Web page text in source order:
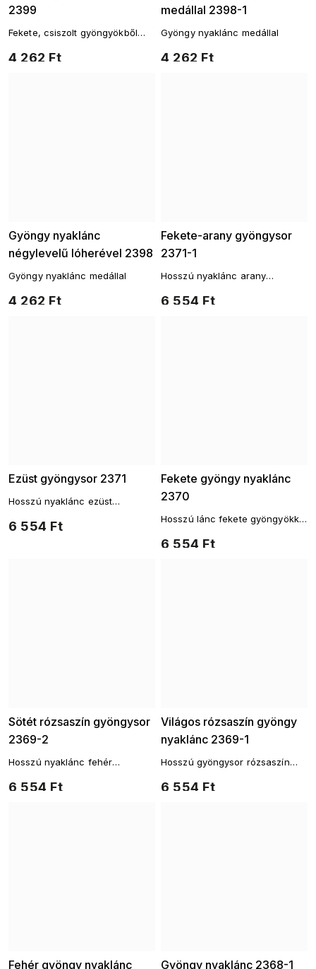
2399
4 262 Ft
Fekete, csiszolt gyöngyökből
medállal 2398-1
4 262 Ft
Gyöngy nyaklánc medállal
Gyöngy nyaklánc
négylevelű lóherével 2398
4 262 Ft
Gyöngy nyaklánc medállal
Fekete-arany gyöngysor
2371-1
6 554 Ft
Hosszú nyaklánc arany
gyöngyökkel
Ezüst gyöngysor 2371
6 554 Ft
Hosszú nyaklánc ezüst
gyöngyökkel
Fekete gyöngy nyaklánc
2370
6 554 Ft
Hosszú lánc fekete gyöngyökkel
Sötét rózsaszín gyöngysor
2369-2
6 554 Ft
Hosszú nyaklánc fehér
akcentusokkal
Világos rózsaszín gyöngy
nyaklánc 2369-1
6 554 Ft
Hosszú gyöngysor rózsaszín
lánccal
Fehér gyöngy nyaklánc Gyöngy nyaklánc 2368-1